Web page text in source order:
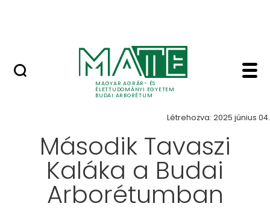
MAGYAR AGRÁR- ÉS
ÉLETTUDOMÁNYI EGYETEM
BUDAI ARBORÉTUM
Hír - Budai Arborétum
Hírek
Létrehozva: 2025 június 04.
Második Tavaszi
Kaláka a Budai
Arborétumban